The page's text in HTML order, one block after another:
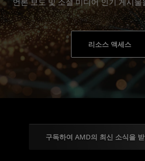
리소스 액세스
구독하여 AMD의 최신 소식을